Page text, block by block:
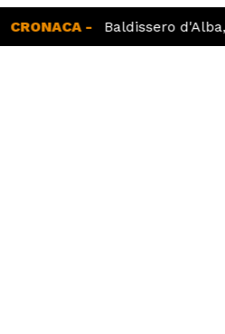
CRONACA - Baldissero d'Alba,